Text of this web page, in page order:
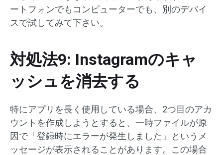
ートフォンでもコンピューターでも、別のデバイ
スで試してみて下さい。
対処法9: Instagramのキャ
ッシュを消去する
特にアプリを長く使用している場合、2つ目のアカ
ウントを作成しようとすると、一時ファイルが原
因で「登録時にエラーが発生しました」というメ
ッセージが表示されることがあります。この場合